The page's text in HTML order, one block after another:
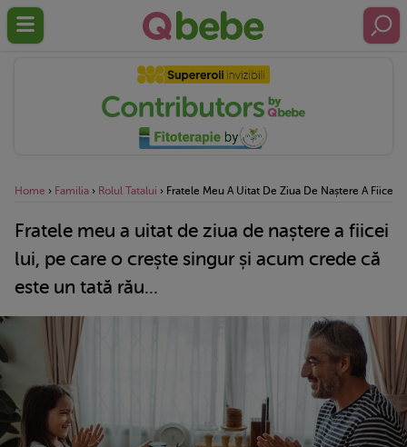
Home › Familia › Rolul Tatalui › Fratele Meu A Uitat De Ziua De Naștere A Fiicei
Fratele meu a uitat de ziua de naștere a fiicei
lui, pe care o crește singur și acum crede că
este un tată rău...